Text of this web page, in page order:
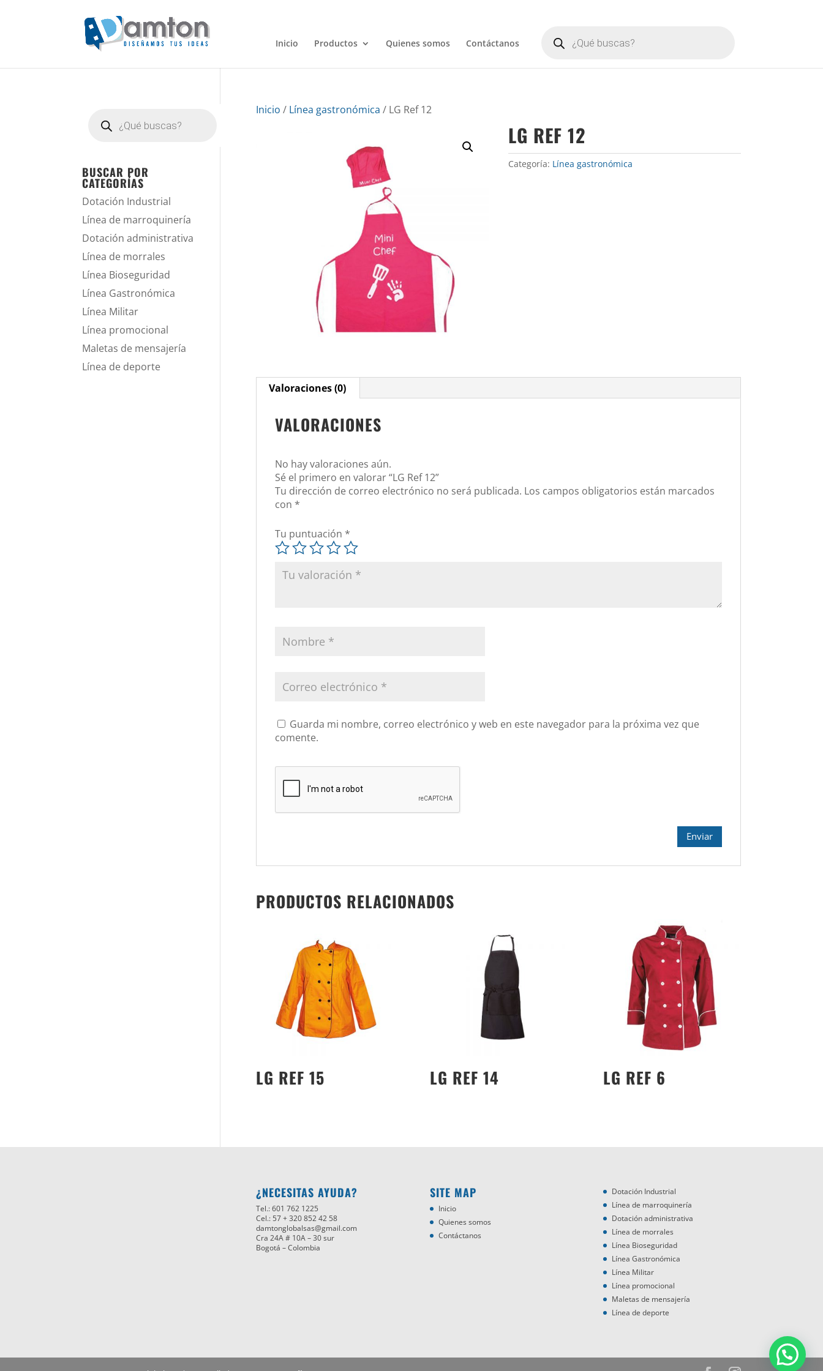
Inicio Productos Quienes somos Contáctanos productos
Inicio / Línea gastronómica / LG Ref 12
LG REF 12
Categoría: Línea gastronómica
Valoraciones (0)
VALORACIONES
No hay valoraciones aún.
Sé el primero en valorar “LG Ref 12”
Tu dirección de correo electrónico no será publicada. Los campos obligatorios están marcados
con *
Tu puntuación *
Guarda mi nombre, correo electrónico y web en este navegador para la próxima vez que
comente.
PRODUCTOS RELACIONADOS
LG REF 15 LG REF 14 LG REF 6
productos
BUSCAR POR
CATEGORÍAS
Dotación Industrial
Línea de marroquinería
Dotación administrativa
Línea de morrales
Línea Bioseguridad
Línea Gastronómica
Línea Militar
Línea promocional
Maletas de mensajería
Línea de deporte
¿NECESITAS AYUDA?
Tel.: 601 762 1225
Cel.: 57 + 320 852 42 58
damtonglobalsas@gmail.com
Cra 24A # 10A – 30 sur
Bogotá – Colombia
SITE MAP
Inicio
Quienes somos
Contáctanos
Dotación Industrial
Línea de marroquinería
Dotación administrativa
Línea de morrales
Línea Bioseguridad
Línea Gastronómica
Línea Militar
Línea promocional
Maletas de mensajería
Línea de deporte